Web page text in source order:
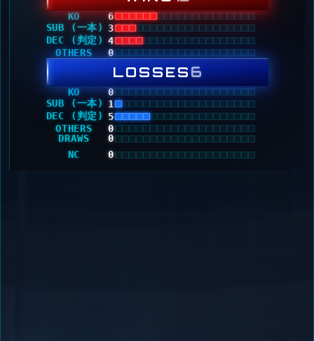
KO
6
SUB (一本) 3
DEC (判定) 4
OTHERS
0
LOSSES6
KO
0
SUB (一本)
1
DEC (判定)
5
OTHERS
0
DRAWS
0
NC
0